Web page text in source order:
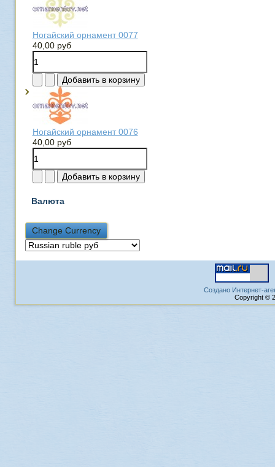
Ногайский орнамент 0077
40,00 руб
Ногайский орнамент 0076
40,00 руб
Валюта
Создано Интернет-
Copyright ©